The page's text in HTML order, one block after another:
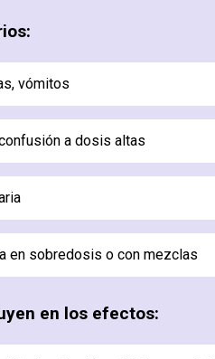
vómitos
a dosis altas
en sobredosis o con mezclas
en los efectos: